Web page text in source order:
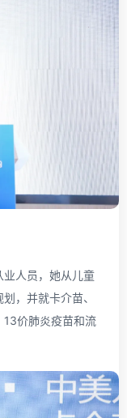
业人员，她从儿童
，并就卡介苗、
13价肺炎疫苗和流